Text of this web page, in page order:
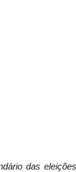
das eleições